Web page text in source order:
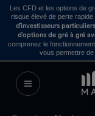
Les CFD et les options de
risque élevé de perte rapide
d’investisseurs
d’options de gré à gré
comprenez le
vous permettre